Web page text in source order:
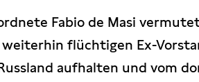
Fabio de Masi
flüchtigen Ex-
aufhalten und vom